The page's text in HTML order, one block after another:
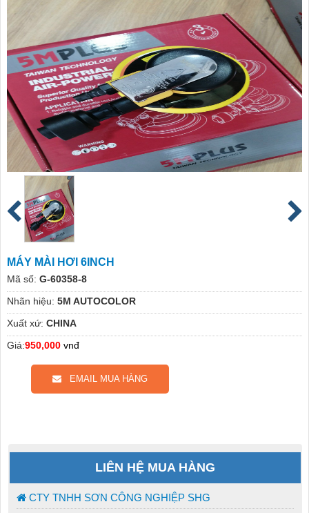
MÁY MÀI HƠI 6INCH
Mã số: G-60358-8
Nhãn hiệu: 5M AUTOCOLOR
Xuất xứ: CHINA
Giá:950,000 vnđ
EMAIL MUA HÀNG
LIÊN HỆ MUA HÀNG
CTY TNHH SƠN CÔNG NGHIỆP SHG